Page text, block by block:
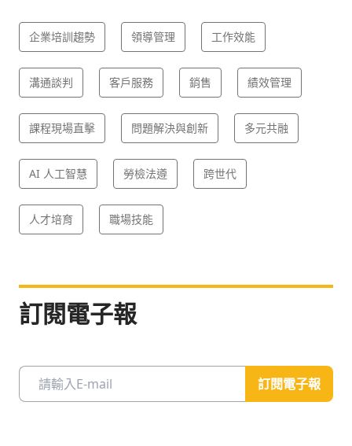
企業培訓趨勢 領導管理 工作效能
溝通談判 客戶服務 銷售 績效管理
課程現場直擊 問題解決與創新 多元共融
AI 人工智慧 勞檢法遵 跨世代
人才培育 職場技能
訂閱電子報
訂閱電子報